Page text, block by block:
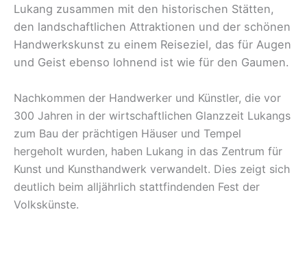
Lukang zusammen mit den historischen Stätten,
den landschaftlichen Attraktionen und der schönen
Handwerkskunst zu einem Reiseziel, das für Augen
und Geist ebenso lohnend ist wie für den Gaumen.
Nachkommen der Handwerker und Künstler, die vor
300 Jahren in der wirtschaftlichen Glanzzeit Lukangs
zum Bau der prächtigen Häuser und Tempel
hergeholt wurden, haben Lukang in das Zentrum für
Kunst und Kunsthandwerk verwandelt. Dies zeigt sich
deutlich beim alljährlich stattfindenden Fest der
Volkskünste.